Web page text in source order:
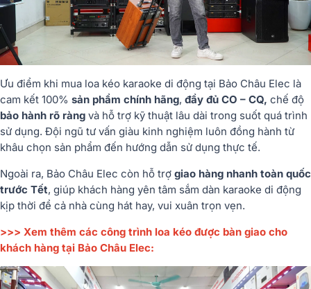
Ưu điểm khi mua loa kéo karaoke di động tại Bảo Châu Elec là
cam kết 100% sản phẩm chính hãng, đầy đủ CO – CQ, chế độ
bảo hành rõ ràng và hỗ trợ kỹ thuật lâu dài trong suốt quá trình
sử dụng. Đội ngũ tư vấn giàu kinh nghiệm luôn đồng hành từ
khâu chọn sản phẩm đến hướng dẫn sử dụng thực tế.
Ngoài ra, Bảo Châu Elec còn hỗ trợ giao hàng nhanh toàn quốc
trước Tết, giúp khách hàng yên tâm sắm dàn karaoke di động
kịp thời để cả nhà cùng hát hay, vui xuân trọn vẹn.
>>> Xem thêm các công trình loa kéo được bàn giao cho
khách hàng tại Bảo Châu Elec: